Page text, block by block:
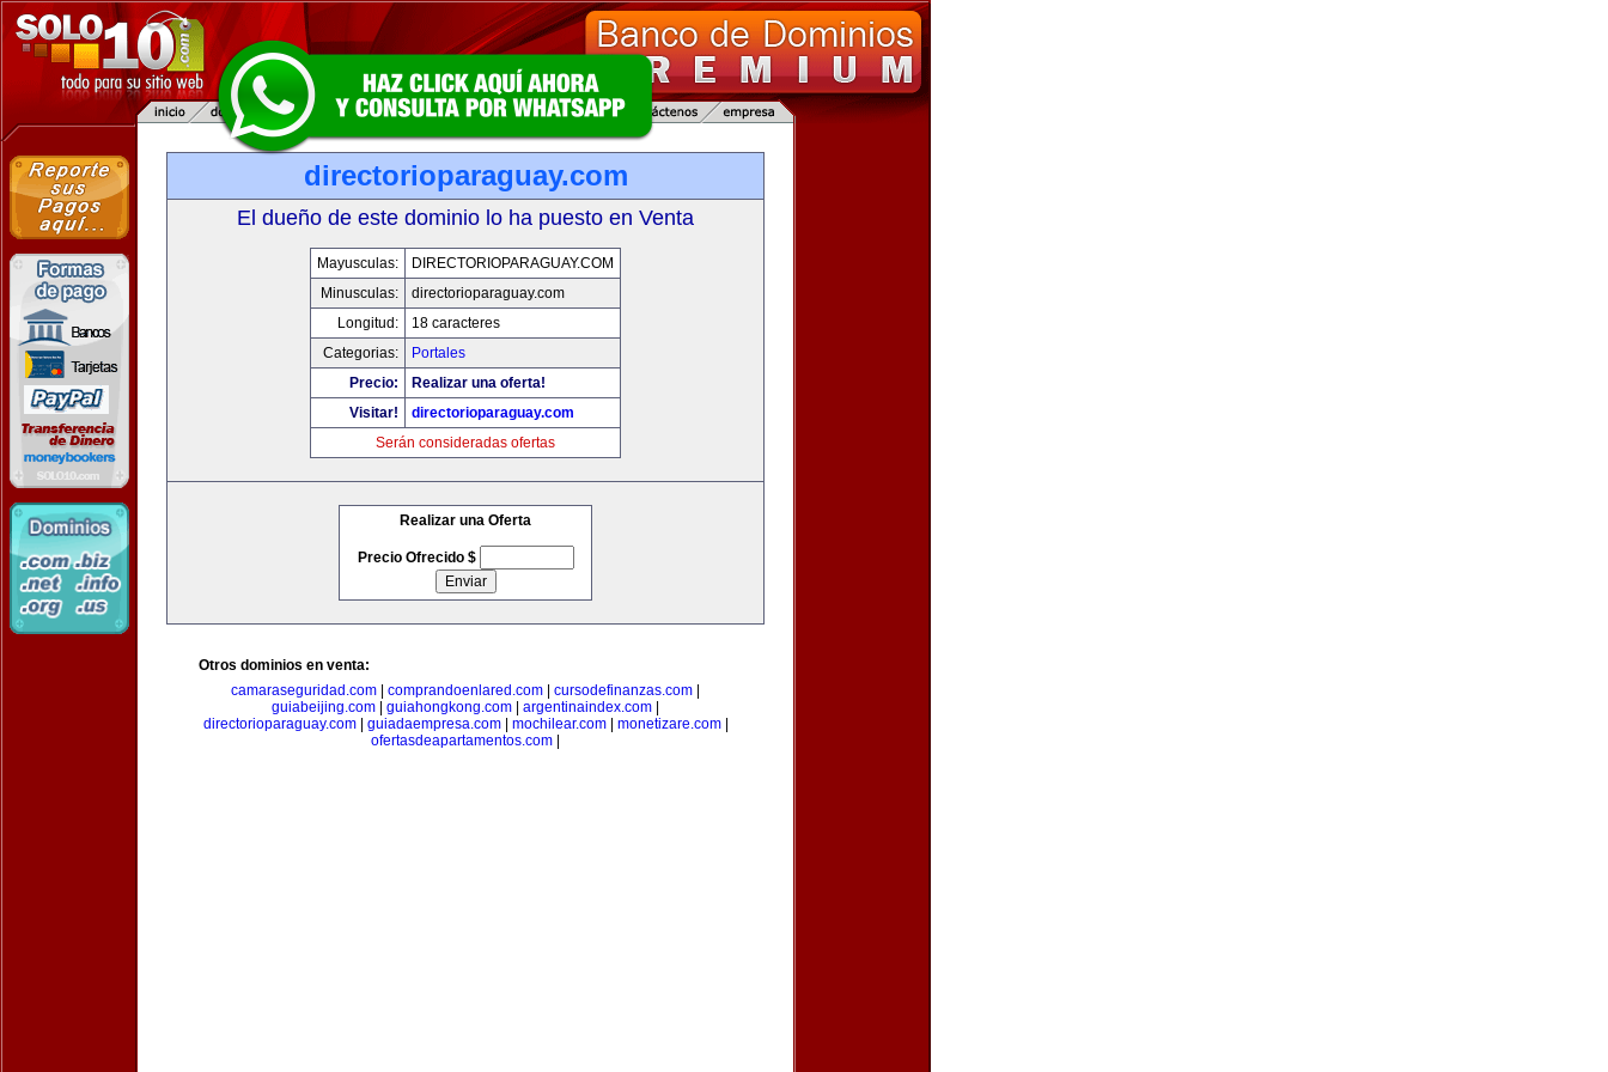
directorioparaguay.com
El dueño de este dominio lo ha puesto en Venta
Mayusculas:
DIRECTORIOPARAGUAY.COM
Minusculas:
directorioparaguay.com
Longitud:
18 caracteres
Categorias:
Portales
Precio:
Realizar una oferta!
Visitar!
directorioparaguay.com
Serán consideradas ofertas
Realizar una Oferta
Precio Ofrecido $
Otros dominios en venta:
camaraseguridad.com
comprandoenlared.com cursodefinanzas.com
guiabeijing.com
guiahongkong.com argentinaindex.com
directorioparaguay.com| guiadaempresa.com| mochilear.com| monetizare.com|
ofertasdeapartamentos.com